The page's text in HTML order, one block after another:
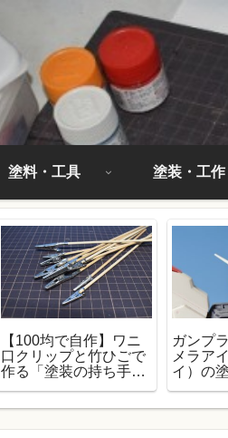
塗料・工具 塗装・工作
【100均で自作】ワニ
口クリップと竹ひごで
作る「塗装の持ち手
ガンプ
メラア
イ）の